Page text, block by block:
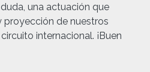
una actuación que
de nuestros
internacional. ¡Buen